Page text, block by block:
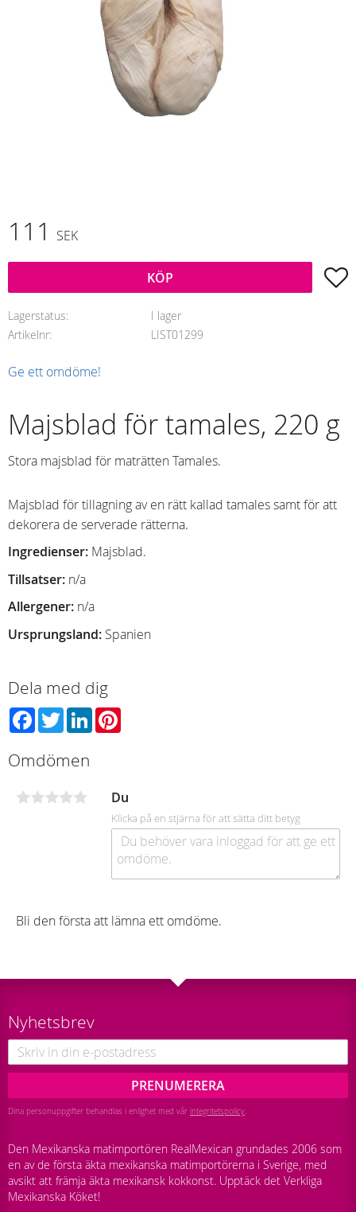
111 SEK
KÖP
Lagerstatus
I lager
Artikelnr
LIST01299
Ge ett omdöme!
Majsblad för tamales, 220 g
Stora majsblad för maträtten Tamales.
Majsblad för tillagning av en rätt kallad tamales samt för att
dekorera de serverade rätterna.
Ingredienser: Majsblad.
Tillsatser: n/a
Allergener: n/a
Ursprungsland: Spanien
Dela med dig
Facebook
TwitterLinkedIn
Omdömen
Du
Klicka på en stjärna för att sätta ditt betyg
Bli den första att lämna ett omdöme.
Nyhetsbrev
PRENUMERERA
Dina personuppgifter behandlas i enlighet med vår integritetspolicy
Den Mexikanska matimportören RealMexican grundades 2006 som
en av de första äkta mexikanska matimportörerna i Sverige, med
avsikt att främja äkta mexikansk kokkonst. Upptäck det Verkliga
Mexikanska Köket!